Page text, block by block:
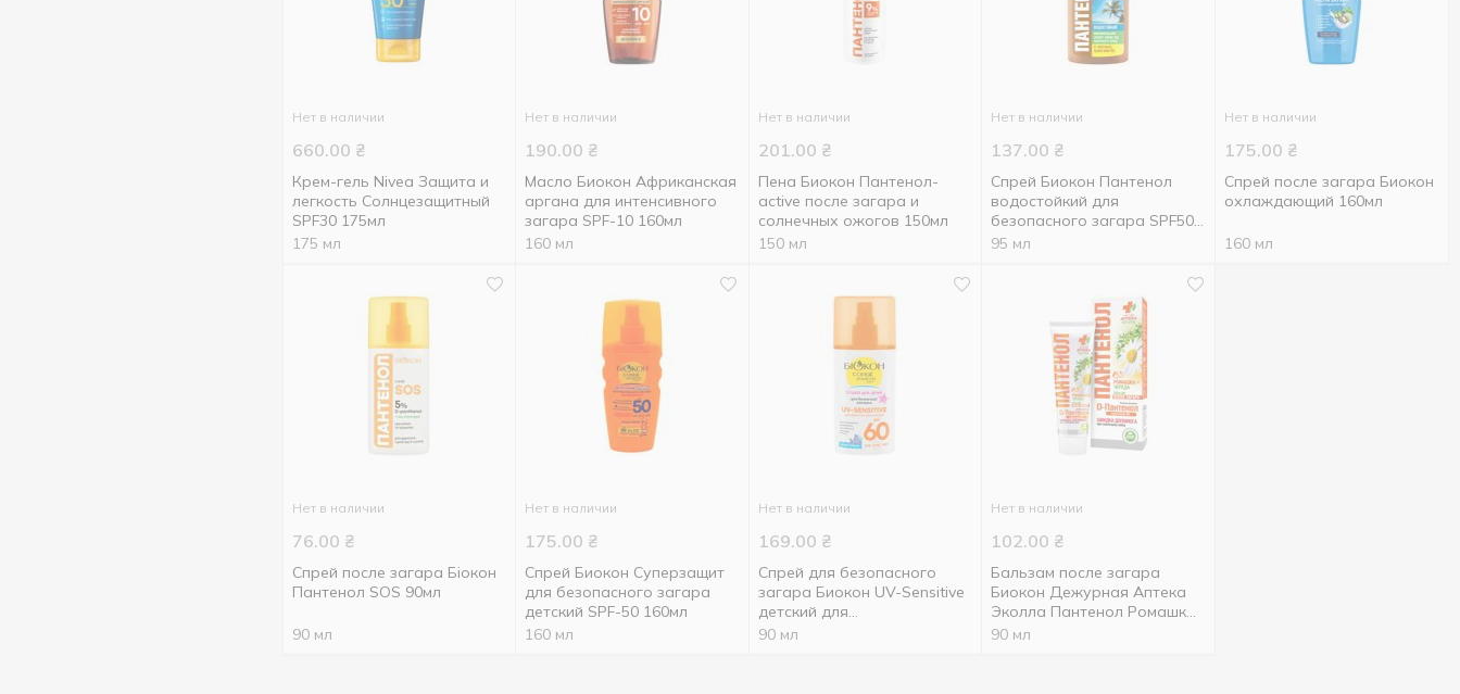
Нет в наличии
660.00 ₴
Крем-гель Nivea Защита и
легкость Солнцезащитный
SPF30 175мл
175 мл
Нет в наличии
190.00 ₴
Масло Биокон Африканская
аргана для интенсивного
загара SPF-10 160мл
160 мл
Нет в наличии
201.00 ₴
Пена Биокон Пантенол-
active после загара и
солнечных ожогов 150мл
150 мл
Нет в наличии
137.00 ₴
Спрей Биокон Пантенол
водостойкий для
безопасного загара SPF50
95мл
95 мл
Нет в наличии
175.00 ₴
Спрей после загара Биокон
охлаждающий 160мл
160 мл
Нет в наличии
76.00 ₴
Спрей после загара Біокон
Пантенол SOS 90мл
90 мл
Нет в наличии
175.00 ₴
Спрей Биокон Суперзащит
для безопасного загара
детский SPF-50 160мл
160 мл
Нет в наличии
169.00 ₴
Спрей для безопасного
загара Биокон UV-Sensitive
детский для
фоточувствительной кожи
90 мл
Нет в наличии
102.00 ₴
Бальзам после загара
Биокон Дежурная Аптека
Эколла Пантенол Ромашка
+ Череда 90мл
90 мл